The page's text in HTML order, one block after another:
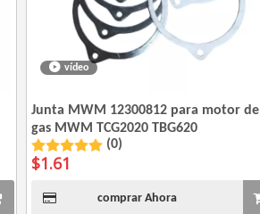
vídeo
Junta MWM 12300812 para motor de
gas MWM TCG2020 TBG620
(0)
$1.61
comprar Ahora